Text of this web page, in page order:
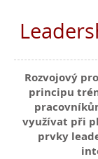
Rozvojový
principu
využívat při
prvky